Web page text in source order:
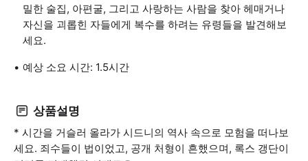
밀한 술집, 아편굴, 그리고 사랑하는 사람을 찾아 헤매거나
자신을 괴롭힌 자들에게 복수를 하려는 유령들을 발견해보
세요.
예상 소요 시간: 1.5시간
상품설명
* 시간을 거슬러 올라가 시드니의 역사 속으로 모험을 떠나보
세요. 죄수들이 법이었고, 공개 처형이 흔했으며, 록스 갱단이